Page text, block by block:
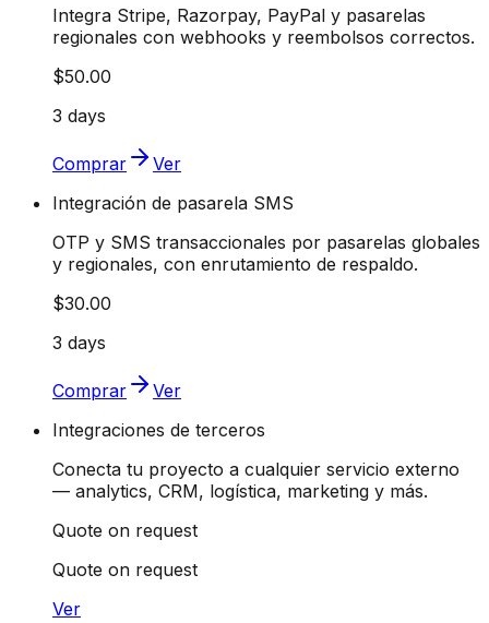
Integra Stripe, Razorpay, PayPal y pasarelas
regionales con webhooks y reembolsos correctos.
$50.00
3 days
Comprar
Ver
Integración de pasarela SMS
OTP y SMS transaccionales por pasarelas globales
y regionales, con enrutamiento de respaldo.
$30.00
3 days
Comprar
Ver
Integraciones de terceros
Conecta tu proyecto a cualquier servicio externo
— analytics, CRM, logística, marketing y más.
Quote on request
Quote on request
Ver